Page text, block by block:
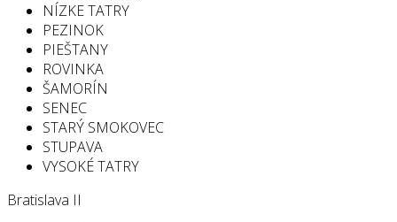
NÍZKE TATRY
PEZINOK
PIEŠTANY
ROVINKA
ŠAMORÍN
SENEC
STARÝ SMOKOVEC
STUPAVA
VYSOKÉ TATRY
Bratislava II